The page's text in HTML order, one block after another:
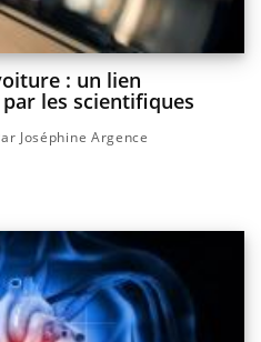
: un lien
les scientifiques
Joséphine Argence